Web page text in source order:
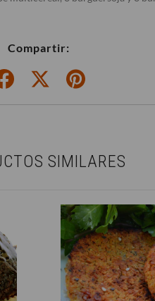
Compartir:
SIMILARES